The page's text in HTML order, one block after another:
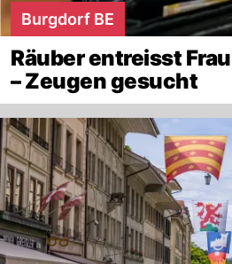
Burgdorf BE
Räuber entreisst
– Zeugen gesucht